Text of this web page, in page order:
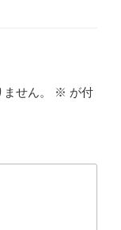
せん。 ※ が付